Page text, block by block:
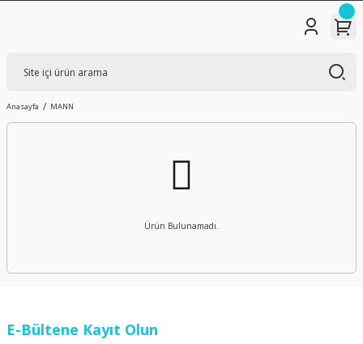
Anasayfa MANN
Ürün Bulunamadı.
E-Bültene Kayıt Olun